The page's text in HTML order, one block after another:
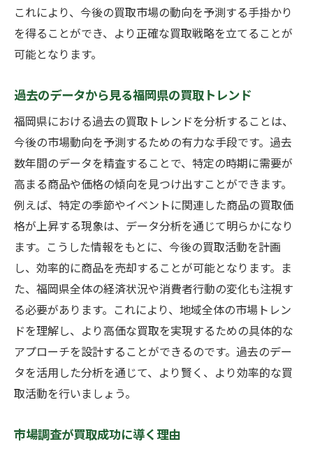
これにより、今後の買取市場の動向を予測する手掛かり
を得ることができ、より正確な買取戦略を立てることが
可能となります。
過去のデータから見る福岡県の買取トレンド
福岡県における過去の買取トレンドを分析することは、
今後の市場動向を予測するための有力な手段です。過去
数年間のデータを精査することで、特定の時期に需要が
高まる商品や価格の傾向を見つけ出すことができます。
例えば、特定の季節やイベントに関連した商品の買取価
格が上昇する現象は、データ分析を通じて明らかになり
ます。こうした情報をもとに、今後の買取活動を計画
し、効率的に商品を売却することが可能となります。ま
た、福岡県全体の経済状況や消費者行動の変化も注視す
る必要があります。これにより、地域全体の市場トレン
ドを理解し、より高価な買取を実現するための具体的な
アプローチを設計することができるのです。過去のデー
タを活用した分析を通じて、より賢く、より効率的な買
取活動を行いましょう。
市場調査が買取成功に導く理由